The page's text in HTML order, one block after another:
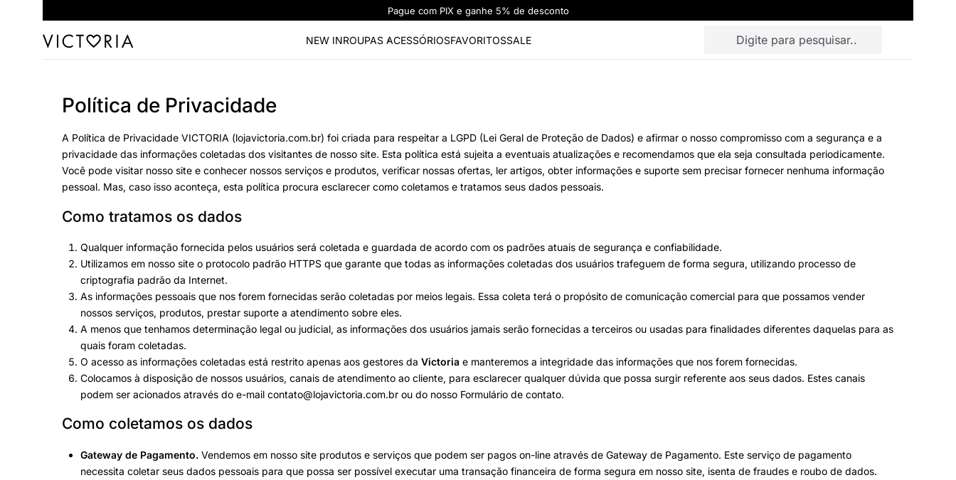
Pague com PIX e ganhe 5% de desconto
NEW INROUPAS ACESSÓRIOSFAVORITOSSALE
Política de Privacidade
A Política de Privacidade VICTORIA (lojavictoria.com.br) foi criada para respeitar a LGPD (Lei Geral de Proteção de Dados) e afirmar o nosso compromisso com a segurança e a
privacidade das informações coletadas dos visitantes de nosso site. Esta política está sujeita a eventuais atualizações e recomendamos que ela seja consultada periodicamente.
Você pode visitar nosso site e conhecer nossos serviços e produtos, verificar nossas ofertas, ler artigos, obter informações e suporte sem precisar fornecer nenhuma informação
pessoal. Mas, caso isso aconteça, esta política procura esclarecer como coletamos e tratamos seus dados pessoais.
Como tratamos os dados
Qualquer informação fornecida pelos usuários será coletada e guardada de acordo com os padrões atuais de segurança e confiabilidade.
Utilizamos em nosso site o protocolo padrão HTTPS que garante que todas as informações coletadas dos usuários trafeguem de forma segura, utilizando processo de
criptografia padrão da Internet.
As informações pessoais que nos forem fornecidas serão coletadas por meios legais. Essa coleta terá o propósito de comunicação comercial para que possamos vender
nossos serviços, produtos, prestar suporte a atendimento sobre eles.
A menos que tenhamos determinação legal ou judicial, as informações dos usuários jamais serão fornecidas a terceiros ou usadas para finalidades diferentes daquelas para as
quais foram coletadas.
O acesso as informações coletadas está restrito apenas aos gestores daVictoria e manteremos a integridade das informações que nos forem fornecidas.
Colocamos à disposição de nossos usuários, canais de atendimento ao cliente, para esclarecer qualquer dúvida que possa surgir referente aos seus dados. Estes canais
podem ser acionados através do e-mailcontato@lojavictoria.com.br ou do nosso Formulário de contato.
Como coletamos os dados
Gateway de Pagamento. Vendemos em nosso site produtos e serviços que podem ser pagos on-line através de Gateway de Pagamento. Este serviço de pagamento
necessita coletar seus dados pessoais para que possa ser possível executar uma transação financeira de forma segura em nosso site, isenta de fraudes e roubo de dados.